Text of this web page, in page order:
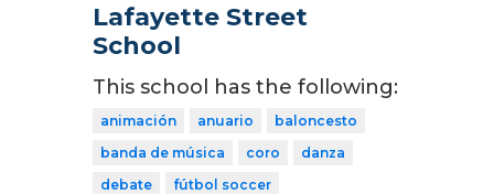
Lafayette Street
School
This school has the following:
animación anuario
baloncesto
banda de música
coro
danza
debate
fútbol soccer